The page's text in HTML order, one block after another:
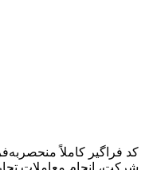
کد فراگیر کاملاً